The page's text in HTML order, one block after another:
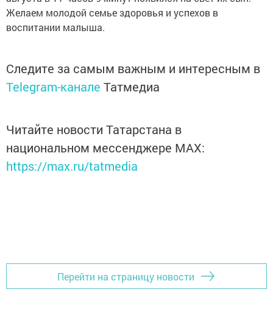
Желаем молодой семье здоровья и успехов в
воспитании малыша.
Следите за самым важным и интересным в
Telegram-канале Татмедиа
Читайте новости Татарстана в
национальном мессенджере MАХ:
https://max.ru/tatmedia
Перейти на страницу новости